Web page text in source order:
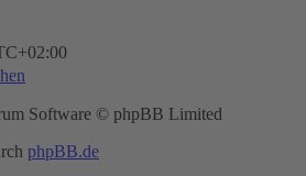
Software © phpBB Limited
phpBB.de